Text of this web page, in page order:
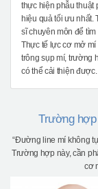
thực hiện phẫu thuật
hiệu quả tối ưu nhất.
sĩ chuyên môn để
Thực tế lực cơ mở
trông sụp mí, trường
có thể cải thiện được.
Trường
“Đường line mí không
Trường hợp này, cần
cơ